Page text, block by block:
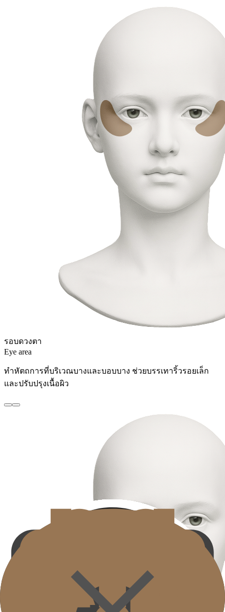
รอบดวงตา
Eye area
ทำหัตถการที่บริเวณบางและบอบบาง ช่วยบรรเทาริ้วรอยเล็ก
และปรับปรุงเนื้อผิว